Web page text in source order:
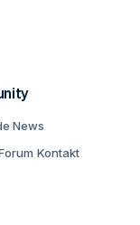
News
Kontakt